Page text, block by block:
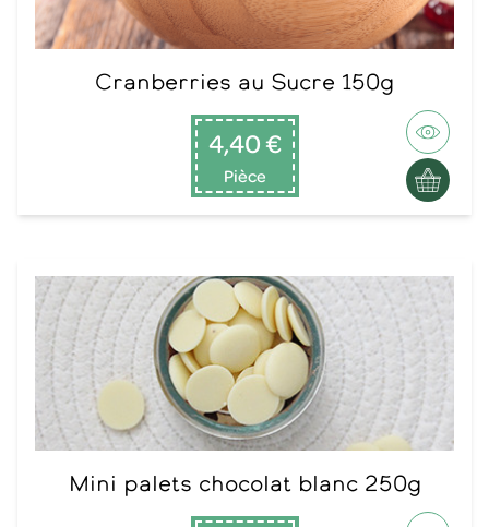
Cranberries au Sucre 150g
4,40 €
Pièce
Mini palets chocolat blanc 250g